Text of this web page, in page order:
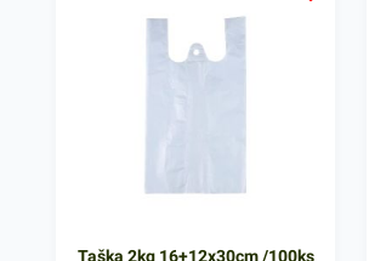
Taška 2kg 16+12x30cm /100ks